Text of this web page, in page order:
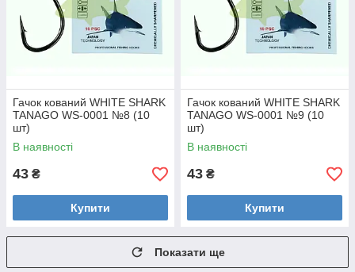
Гачок кований WHITE SHARK
TANAGO WS-0001 №8 (10
шт)
В наявності
43 ₴
Купити
Гачок кований WHITE SHARK
TANAGO WS-0001 №9 (10
шт)
В наявності
43 ₴
Купити
Показати ще